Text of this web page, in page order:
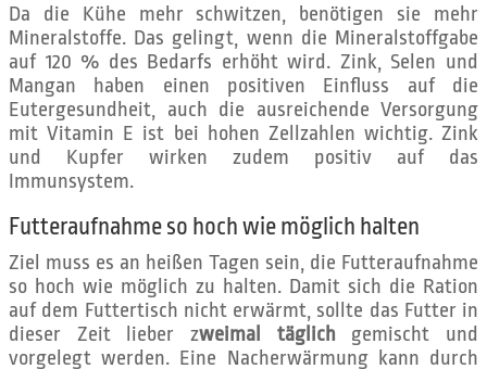
Da die Kühe mehr schwitzen, benötigen sie mehr
Mineralstoffe. Das gelingt, wenn die Mineralstoffgabe
auf 120 % des Bedarfs erhöht wird. Zink, Selen und
Mangan haben einen positiven Einfluss auf die
Eutergesundheit, auch die ausreichende Versorgung
mit Vitamin E ist bei hohen Zellzahlen wichtig. Zink
und Kupfer wirken zudem positiv auf das
Immunsystem.
Futteraufnahme so hoch wie möglich halten
Ziel muss es an heißen Tagen sein, die Futteraufnahme
so hoch wie möglich zu halten. Damit sich die Ration
auf dem Futtertisch nicht erwärmt, sollte das Futter in
dieser Zeit lieber zweimal täglich gemischt und
vorgelegt werden. Eine Nacherwärmung kann durch